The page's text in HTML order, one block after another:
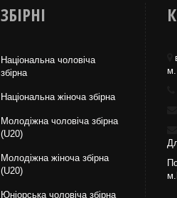
ЗБІРНІ
Національна чоловіча
збірна
Національна жiноча збірна
Молодіжна чоловіча збірна
(U20)
Молодіжна жіноча збірна
(U20)
Юніорська чоловіча збірна
м.